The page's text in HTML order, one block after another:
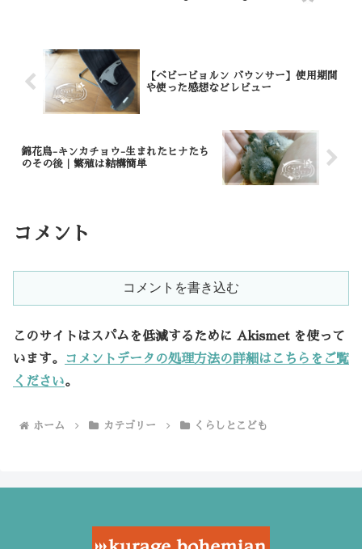
【ベビービョルン バウンサー】使用期間
や使った感想などレビュー
錦花鳥-キンカチョウ-生まれたヒナたち
のその後｜繁殖は結構簡単
コメント
コメントを書き込む
このサイトはスパムを低減するために Akismet を使って
います。
コメントデータの処理方法の詳細はこちらをご覧
ください。
ホーム カテゴリー くらしとこども